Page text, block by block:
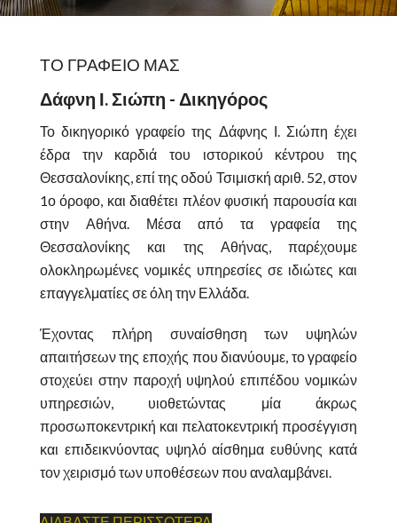
ΤΟ ΓΡΑΦΕΙΟ ΜΑΣ
Δάφνη Ι. Σιώπη - Δικηγόρος
Το δικηγορικό γραφείο της Δάφνης Ι. Σιώπη έχει
έδρα την καρδιά του ιστορικού κέντρου της
Θεσσαλονίκης, επί της οδού Τσιμισκή αριθ. 52, στον
1ο όροφο, και διαθέτει πλέον φυσική παρουσία και
στην Αθήνα. Μέσα από τα γραφεία της
Θεσσαλονίκης και της Αθήνας, παρέχουμε
ολοκληρωμένες νομικές υπηρεσίες σε ιδιώτες και
επαγγελματίες σε όλη την Ελλάδα.
Έχοντας πλήρη συναίσθηση των υψηλών
απαιτήσεων της εποχής που διανύουμε, το γραφείο
στοχεύει στην παροχή υψηλού επιπέδου νομικών
υπηρεσιών, υιοθετώντας μία άκρως
προσωποκεντρική και πελατοκεντρική προσέγγιση
και επιδεικνύοντας υψηλό αίσθημα ευθύνης κατά
τον χειρισμό των υποθέσεων που αναλαμβάνει.